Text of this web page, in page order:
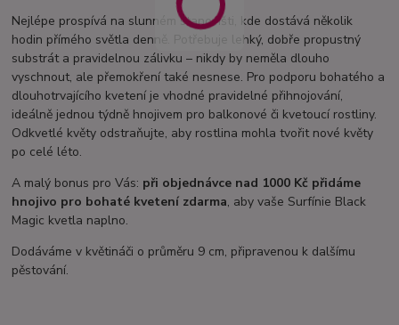
Nejlépe prospívá na slunném stanovišti, kde dostává několik
hodin přímého světla denně. Potřebuje lehký, dobře propustný
substrát a pravidelnou zálivku – nikdy by neměla dlouho
vyschnout, ale přemokření také nesnese. Pro podporu bohatého a
dlouhotrvajícího kvetení je vhodné pravidelné přihnojování,
ideálně jednou týdně hnojivem pro balkonové či kvetoucí rostliny.
Odkvetlé květy odstraňujte, aby rostlina mohla tvořit nové květy
po celé léto.
A malý bonus pro Vás: při objednávce nad 1000 Kč přidáme
hnojivo pro bohaté kvetení zdarma, aby vaše Surfínie Black
Magic kvetla naplno.
Dodáváme v květináči o průměru 9 cm, připravenou k dalšímu
pěstování.